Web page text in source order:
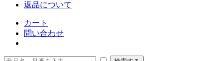
返品について
カート
問い合わせ